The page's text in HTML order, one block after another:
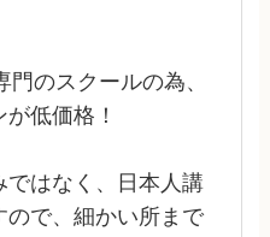
のスクールの為、
低価格！
ではなく、日本人講
ので、細かい所まで